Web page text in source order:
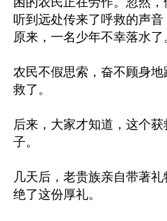
听到远处传来了呼救的声音
原来，一名少年不幸落水了
农民不假思索，奋不顾身
救了。
后来，大家才知道，这个
子。
几天后，老贵族亲自带著
绝了这份厚礼。